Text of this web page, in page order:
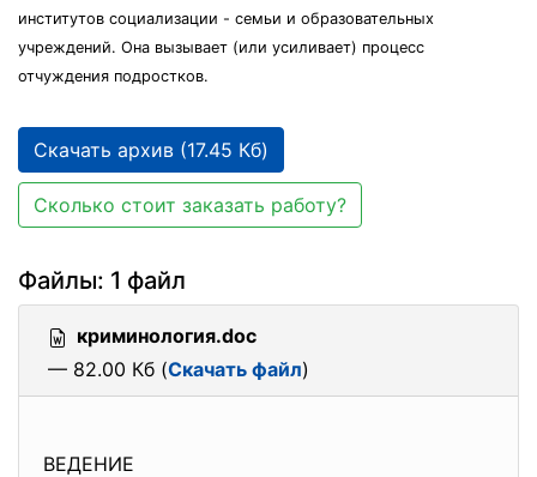
институтов социализации - семьи и образовательных
учреждений. Она вызывает (или усиливает) процесс
отчуждения подростков.
Скачать архив (17.45 Кб)
Сколько стоит заказать работу?
Файлы: 1 файл
криминология.doc
— 82.00 Кб (Скачать файл)
ВЕДЕНИЕ